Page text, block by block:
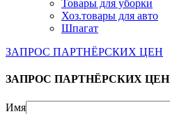
Товары для уборки
Хоз.товары для авто
Шпагат
ЗАПРОС ПАРТНЁРСКИХ ЦЕН
ЗАПРОС ПАРТНЁРСКИХ ЦЕН
Имя